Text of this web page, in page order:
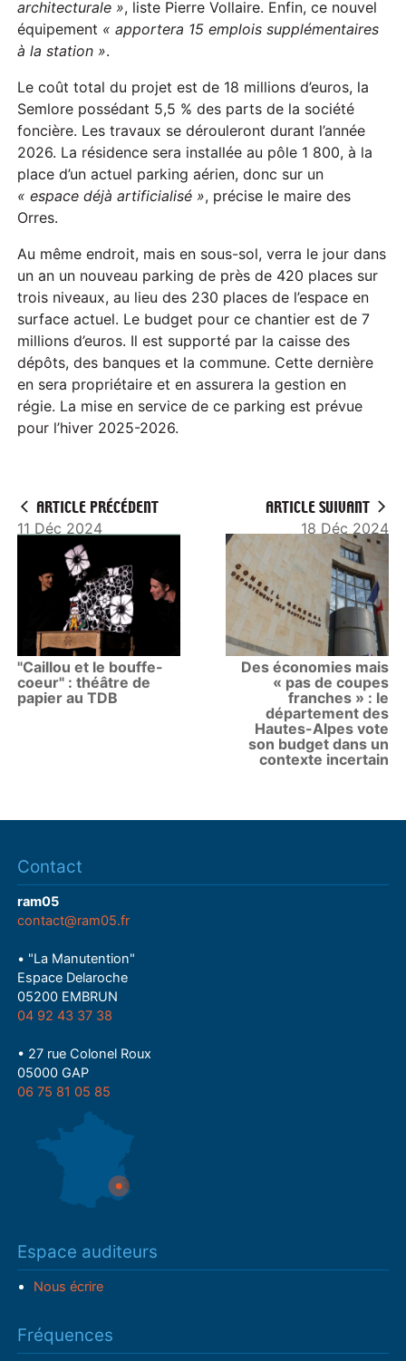
architecturale », liste Pierre Vollaire. Enfin, ce nouvel
équipement «apportera 15 emplois supplémentaires
à la station ».
Le coût total du projet est de 18 millions d’euros, la
Semlore possédant 5,5 % des parts de la société
foncière. Les travaux se dérouleront durant l’année
2026. La résidence sera installée au pôle 1 800, à la
place d’un actuel parking aérien, donc sur un
« espace déjà artificialisé », précise le maire des
Orres.
Au même endroit, mais en sous-sol, verra le jour dans
un an un nouveau parking de près de 420 places sur
trois niveaux, au lieu des 230 places de l’espace en
surface actuel. Le budget pour ce chantier est de 7
millions d’euros. Il est supporté par la caisse des
dépôts, des banques et la commune. Cette dernière
en sera propriétaire et en assurera la gestion en
régie. La mise en service de ce parking est prévue
pour l’hiver 2025-2026.
ARTICLE PRÉCÉDENT
11 Déc 2024
"Caillou et le bouffe-
coeur" : théâtre de
papier au TDB
ARTICLE SUIVANT
18 Déc 2024
Des économies mais
« pas de coupes
franches » : le
département des
Hautes-Alpes vote
son budget dans un
contexte incertain
Contact
ram05
contact@ram05.fr
• "La Manutention"
Espace Delaroche
05200 EMBRUN
04 92 43 37 38
• 27 rue Colonel Roux
05000 GAP
06 75 81 05 85
Espace auditeurs
Nous écrire
Fréquences